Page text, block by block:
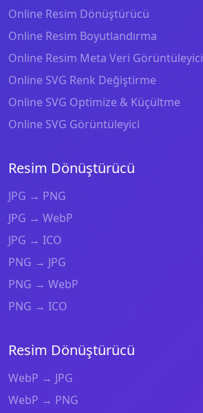
Online Resim Dönüştürücü
Online Resim Boyutlandırma
Online Resim Meta Veri Görüntüleyici
Online SVG Renk Değiştirme
Online SVG Optimize & Küçültme
Online SVG Görüntüleyici
Resim Dönüştürücü
JPG → PNG
JPG → WebP
JPG → ICO
PNG → JPG
PNG → WebP
PNG → ICO
Resim Dönüştürücü
WebP → JPG
WebP → PNG